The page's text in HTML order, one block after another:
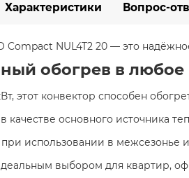
Характеристики Вопрос-
Compact NUL4T2 20 — это
обогрев в любое
этот конвектор способен
качестве основного источника
использовании в межсезонье
выбором для квартир,